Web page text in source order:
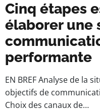
Cinq étapes
élaborer une
performante
EN BREF Analyse de la
objectifs de
Choix des canaux de…